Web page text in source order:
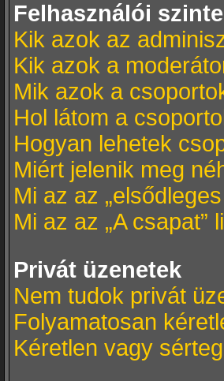
Felhasználói
Kik azok az
Kik azok a
Mik azok a
Hol látom a
Hogyan lehetek
Miért jelenik meg
Mi az az
Mi az az „A csapat”
Privát üzenetek
Nem tudok privát
Folyamatosan
Kéretlen vagy